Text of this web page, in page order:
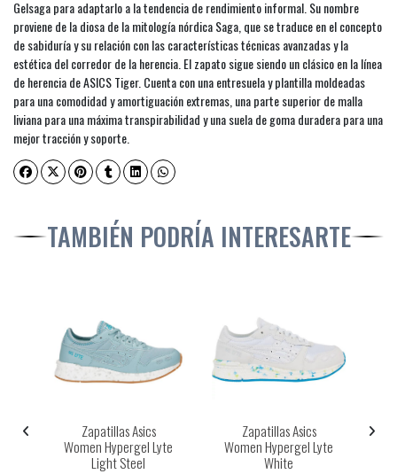
Gelsaga para adaptarlo a la tendencia de rendimiento informal. Su nombre
proviene de la diosa de la mitología nórdica Saga, que se traduce en el concepto
de sabiduría y su relación con las características técnicas avanzadas y la
estética del corredor de la herencia. El zapato sigue siendo un clásico en la línea
de herencia de ASICS Tiger. Cuenta con una entresuela y plantilla moldeadas
para una comodidad y amortiguación extremas, una parte superior de malla
liviana para una máxima transpirabilidad y una suela de goma duradera para una
mejor tracción y soporte.
TAMBIÉN PODRÍA INTERESARTE
Zapatillas Asics
Women Hypergel Lyte
Light Steel
Zapatillas Asics
Women Hypergel Lyte
White